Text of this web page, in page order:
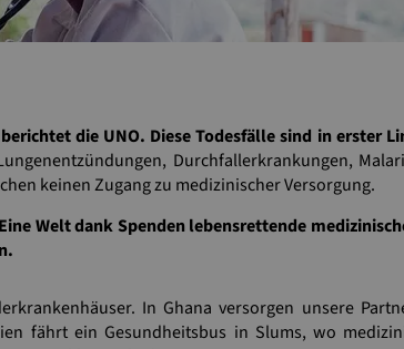
die UNO. Diese Todesfälle sind in erster
Durchfallerkrankungen,
keinen Zugang zu medizinischer Versorgung.
Welt dank Spenden lebensrettende
In Ghana versorgen unsere
fährt ein Gesundheitsbus in Slums, wo